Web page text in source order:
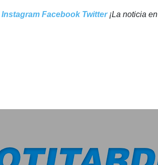
Instagram Facebook Twitter¡La noticia en